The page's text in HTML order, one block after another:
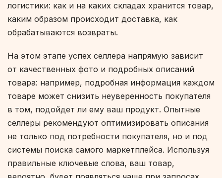
логистики: как и на каких складах хранится товар,
каким образом происходит доставка, как
обрабатываются возвраты.
На этом этапе успех селлера напрямую зависит
от качественных фото и подробных описаний
товара: например, подробная информация каждом
товаре может снизить неуверенность покупателя
в том, подойдет ли ему ваш продукт. Опытные
селлеры рекомендуют оптимизировать описания
не только под потребности покупателя, но и под
системы поиска самого маркетплейса. Используя
правильные ключевые слова, ваш товар,